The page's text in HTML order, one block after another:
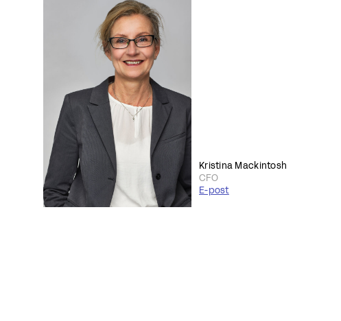
Kristina Mackintosh
CFO
E-post